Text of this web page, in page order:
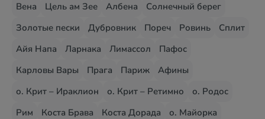
Вена
Цель ам Зее Албена
Солнечный берег
Золотые пески
Дубровник Пореч Ровинь
Сплит
Айя Напа
Ларнака Лимассол
Пафос
Карловы Вары
Прага Париж
Афины
о. Крит – Ираклион
о. Крит – Ретимно
о. Родос
Рим
Коста Брава Коста Дорада
о. Майорка